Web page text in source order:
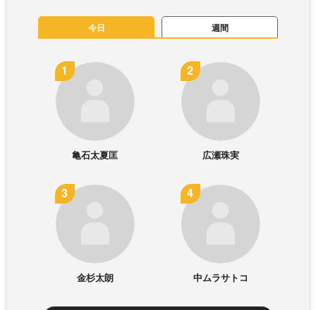
今日 週間
亀石太夏匡 広瀬珠実
金杉太朗 中ムラサトコ